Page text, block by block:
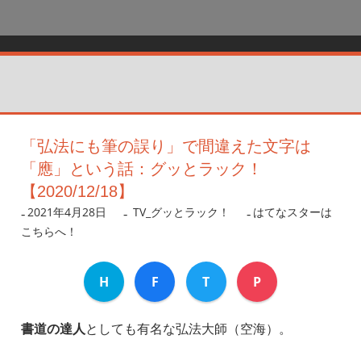
「弘法にも筆の誤り」で間違えた文字は
「應」という話：グッとラック！
【2020/12/18】
2021年4月28日 nanigoto
TV_グッとラック！
はてなスターは
こちらへ！
H F T P
書道の達人としても有名な弘法大師（空海）。